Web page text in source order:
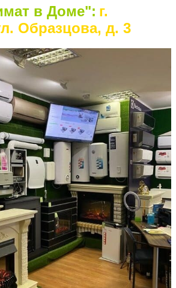
в Доме": г.
Образцова, д. 3